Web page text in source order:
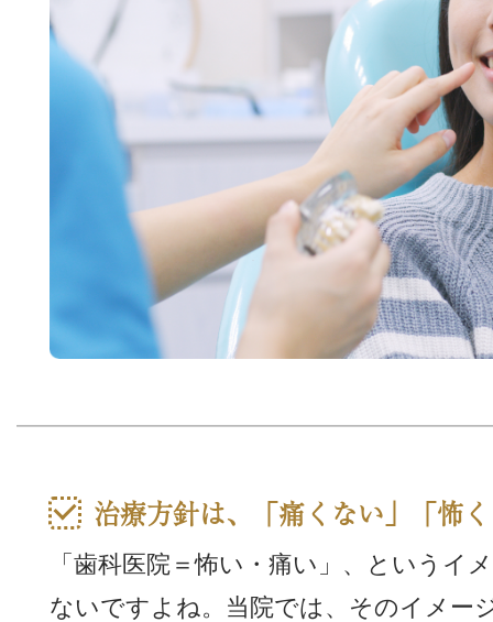
治療方針は、「痛くない」「怖
「歯科医院＝怖い・痛い」、というイ
ないですよね。当院では、そのイメー